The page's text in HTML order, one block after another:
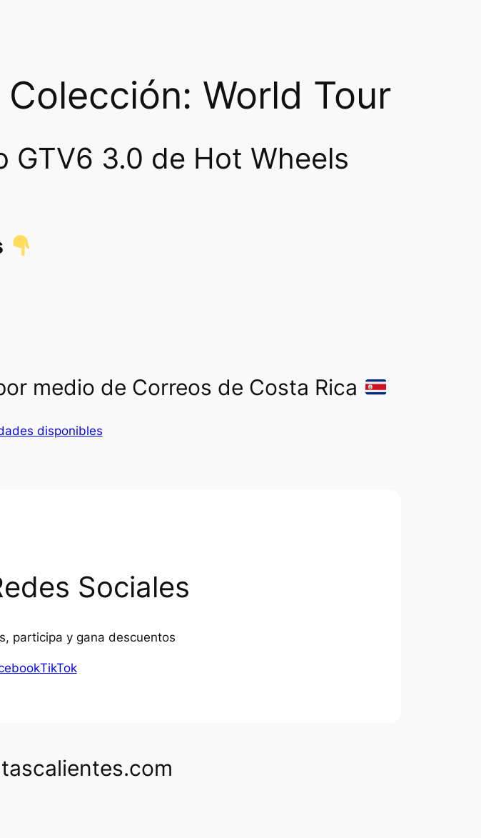
World Tour
GTV6 3.0 de Hot Wheels
medio de Correos de Costa Rica
disponibles
Sociales
participa y gana descuentos
TikTok